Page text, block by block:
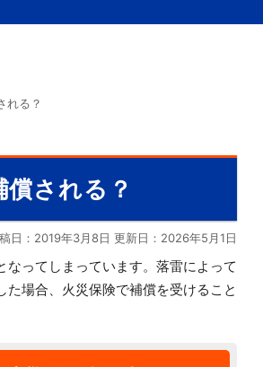
れる？
される？
日：2019年3月8日 更新日： 2026年5月1日
ってしまっています。落雷によって
場合、火災保険で補償を受けること